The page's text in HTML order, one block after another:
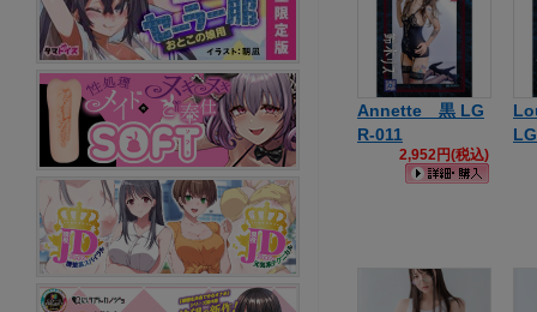
Annette 黒 LG
R-011
2,952円(税込)